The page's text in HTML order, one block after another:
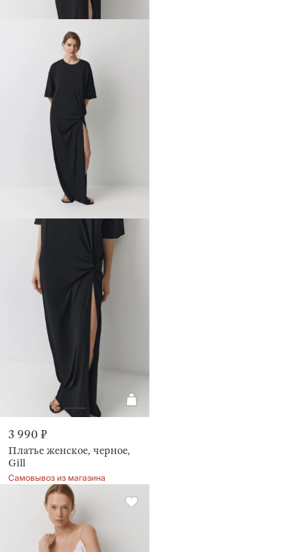
3 990 ₽
Платье женское, черное,
Gill
Самовывоз из магазина